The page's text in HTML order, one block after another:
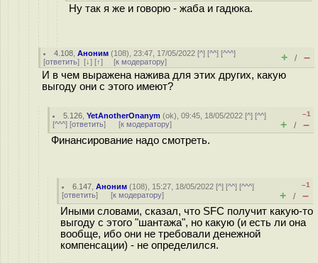
Ну так я же и говорю - жаба и гадюка.
4.108 ,Аноним (108), 23:47, 17/05/2022 [^] [^^] [^^^]
[ответить] [↓] [↑] [к модератору] + / –
И в чем выражена нажива для этих других, какую
выгоду они с этого имеют?
5.126 ,YetAnotherOnanym (ok), 09:45, 18/05/2022 [^] [^^]
[^^^] [ответить] [к модератору]
–1
+ / –
Финансирование надо смотреть.
6.147 ,Аноним (108), 15:27, 18/05/2022 [^] [^^] [^^^]
[ответить] [к модератору]
–1
+ / –
Иными словами, сказал, что SFC получит какую-то
выгоду с этого "шантажа", но какую (и есть ли она
вообще, ибо они не требовали денежной
компенсации) - не определился.